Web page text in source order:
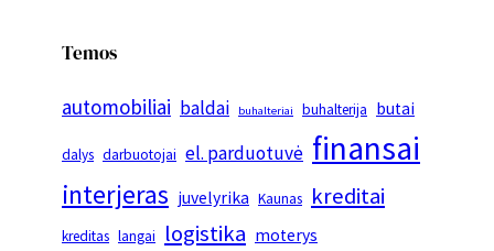
Temos
automobiliai baldai buhalteriai buhalterija butai
dalys darbuotojai el. parduotuvė finansai
interjeras juvelyrika Kaunas kreditai
kreditas langai logistika moterys